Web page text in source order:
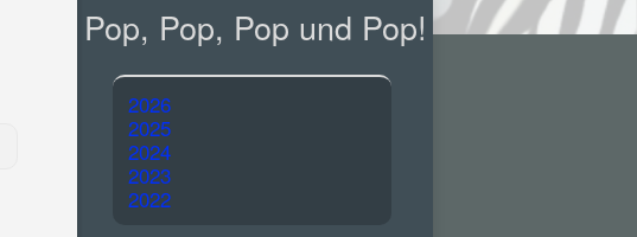
Pop, Pop, Pop und Pop!
2026
2025
2024
2023
2022